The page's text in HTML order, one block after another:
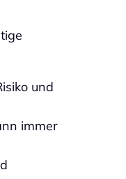
und
immer